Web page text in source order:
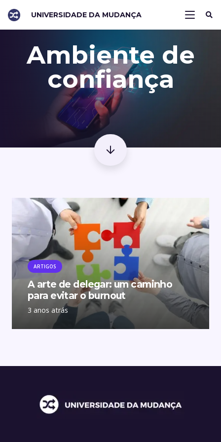
UNIVERSIDADE DA MUDANÇA
Ambiente de
confiança
ARTIGOS
A arte de delegar: um caminho
para evitar o burnout
3 anos atrás